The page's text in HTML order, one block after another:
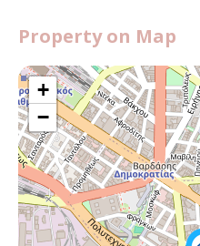
Property on Map
+
−